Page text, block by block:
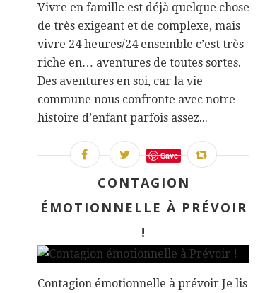
Vivre en famille est déjà quelque chose
de très exigeant et de complexe, mais
vivre 24 heures/24 ensemble c’est très
riche en… aventures de toutes sortes.
Des aventures en soi, car la vie
commune nous confronte avec notre
histoire d’enfant parfois assez...
Save
CONTAGION
ÉMOTIONNELLE À PRÉVOIR
!
Contagion émotionnelle à prévoir Je lis